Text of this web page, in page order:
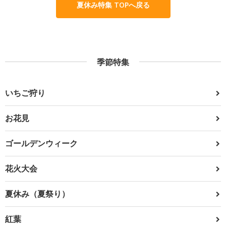
夏休み特集 TOPへ戻る
季節特集
いちご狩り
お花見
ゴールデンウィーク
花火大会
夏休み（夏祭り）
紅葉